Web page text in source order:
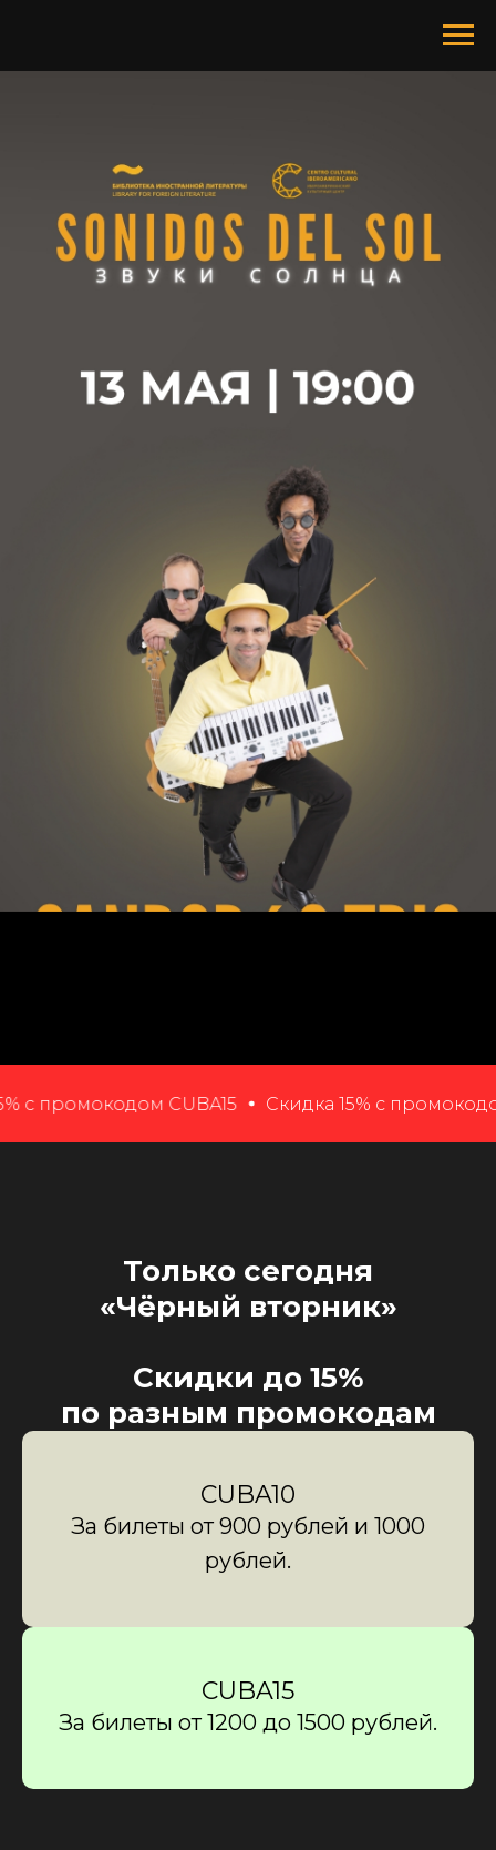
CUBA15 Скидка 15% с промокодом
Только сегодня
«Чёрный вторник»
Скидки до 15%
по разным промокодам
CUBA10
За билеты от 900 рублей и 1000
рублей.
CUBA15
За билеты от 1200 до 1500 рублей.